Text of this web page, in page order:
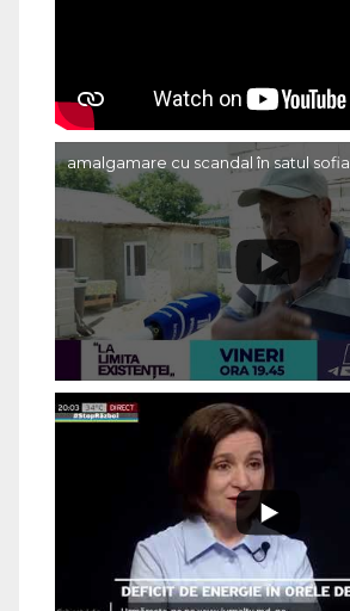
amalgamare cu scandal în satul sofia